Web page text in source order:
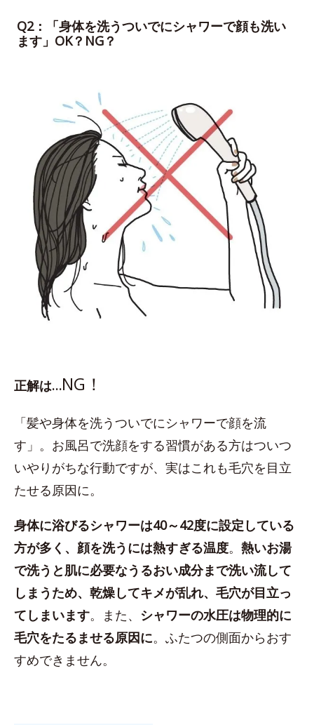
Q2：「身体を洗うついでにシャワーで顔も洗い
ます」OK？NG？
正解は…NG！
「髪や身体を洗うついでにシャワーで顔を流
す」。お風呂で洗顔をする習慣がある方はついつ
いやりがちな行動ですが、実はこれも毛穴を目立
たせる原因に。
身体に浴びるシャワーは40～42度に設定している
方が多く、顔を洗うには熱すぎる温度。 熱いお湯
で洗うと肌に必要なうるおい成分まで洗い流して
しまうため、乾燥してキメが乱れ、毛穴が目立っ
てしまいます。また、 シャワーの水圧は物理的に
毛穴をたるませる原因に。ふたつの側面からおす
すめできません。